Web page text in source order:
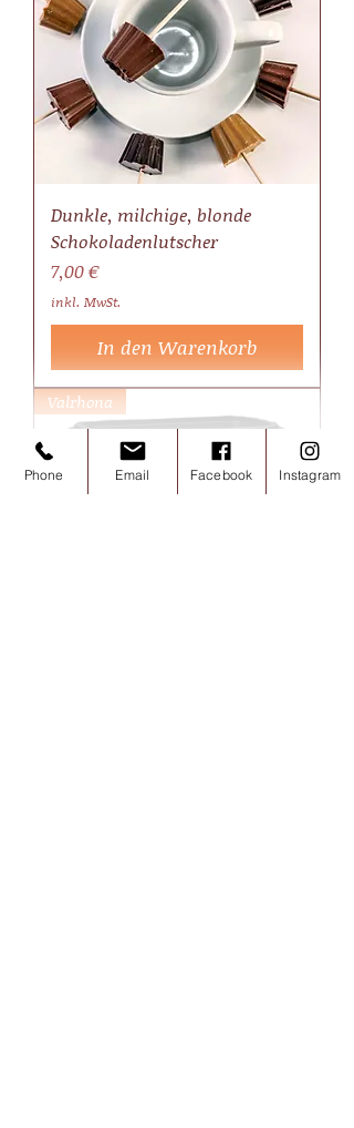
Dunkle, milchige, blonde
Schokoladenlutscher
Preis
7,00 €
inkl. MwSt.
In den Warenkorb
Valrhona
Phone Email Facebook Instagram